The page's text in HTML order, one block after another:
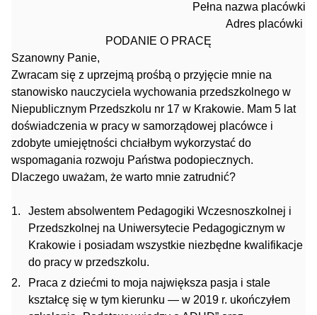
Pełna nazwa placówki
Adres placówki
PODANIE O PRACĘ
Szanowny Panie,
Zwracam się z uprzejmą prośbą o przyjęcie mnie na
stanowisko nauczyciela wychowania przedszkolnego w
Niepublicznym Przedszkolu nr 17 w Krakowie. Mam 5 lat
doświadczenia w pracy w samorządowej placówce i
zdobyte umiejętności chciałbym wykorzystać do
wspomagania rozwoju Państwa podopiecznych.
Dlaczego uważam, że warto mnie zatrudnić?
Jestem absolwentem Pedagogiki Wczesnoszkolnej i
Przedszkolnej na Uniwersytecie Pedagogicznym w
Krakowie i posiadam wszystkie niezbędne kwalifikacje
do pracy w przedszkolu.
Praca z dziećmi to moja największa pasja i stale
kształcę się w tym kierunku — w 2019 r. ukończyłem